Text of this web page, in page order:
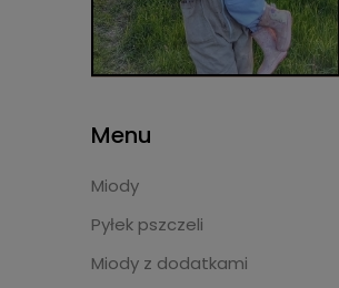
Menu
Miody
Pyłek pszczeli
Miody z dodatkami